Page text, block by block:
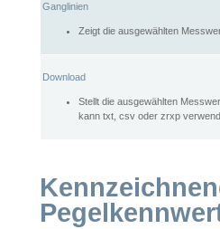
Ganglinien
Zeigt die ausgewählten
Download
Stellt die ausgewählten
kann txt, csv oder zrxp